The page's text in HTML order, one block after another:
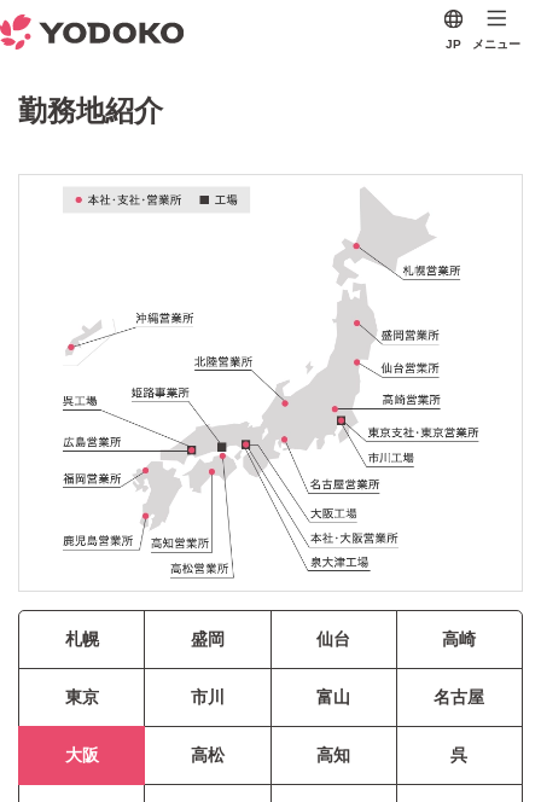
JP メニュー
勤務地紹介
札幌 盛岡 仙台 高崎
東京 市川 富山 名古屋
大阪 高松 高知 呉